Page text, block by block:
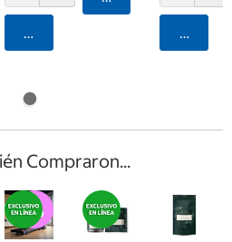
Agregar
Compraron...